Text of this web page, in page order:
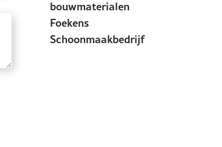
bouwmaterialen
Foekens
Schoonmaakbedrijf